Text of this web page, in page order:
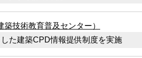
技術教育普及センター）
た建築CPD情報提供制度を実施